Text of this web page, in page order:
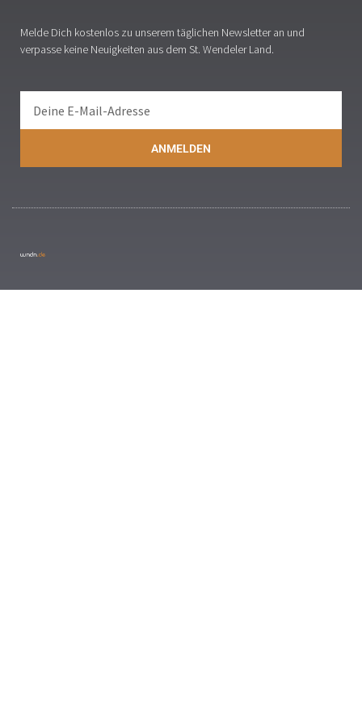
Melde Dich kostenlos zu unserem täglichen Newsletter an und
verpasse keine Neuigkeiten aus dem St. Wendeler Land.
ANMELDEN